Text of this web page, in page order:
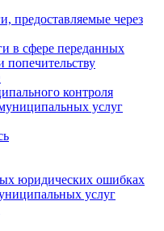
предоставляемые через
в сфере переданных
контроля
услуг
юридических ошибках
услуг